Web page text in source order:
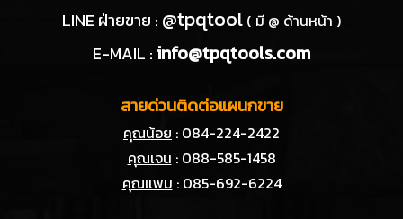
LINE ฝ่ายขาย : @tpqtool ( มี @ ด้านหน้า )
E-MAIL :info@tpqtools.com
สายด่วนติดต่อแผนกขาย
คุณน้อย : 084-224-2422
คุณเจน : 088-585-1458
คุณแพม : 085-692-6224